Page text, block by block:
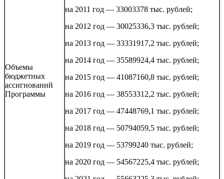
Объемы
бюджетных
ассигнований
Программы
на 2011 год — 33003378 тыс. рублей;
на 2012 год — 30025336,3 тыс. рублей;
на 2013 год — 33331917,2 тыс. рублей;
на 2014 год — 35589924,4 тыс. рублей;
на 2015 год — 41087160,8 тыс. рублей;
на 2016 год — 38553312,2 тыс. рублей;
на 2017 год — 47448769,1 тыс. рублей;
на 2018 год — 50794059,5 тыс. рублей;
на 2019 год — 53799240 тыс. рублей;
на 2020 год — 54567225,4 тыс. рублей;